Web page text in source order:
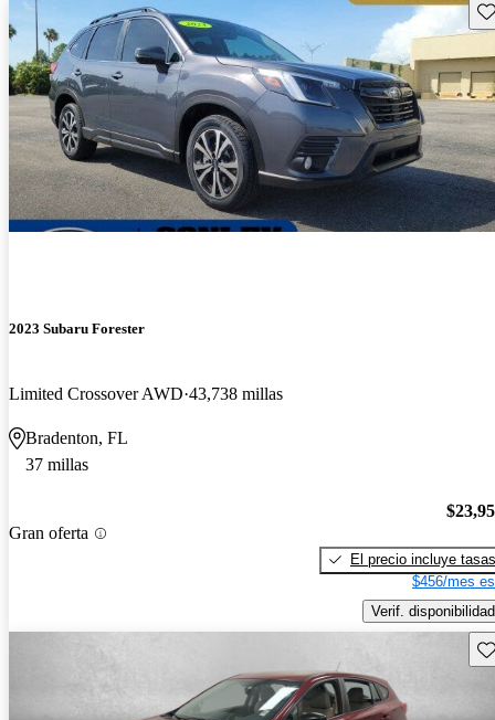
2023 Subaru Forester
Limited Crossover AWD 43,738 millas
Bradenton, FL
37 millas
Gran oferta
El precio incluye tasas
$456/mes
Verif. disponibilidad